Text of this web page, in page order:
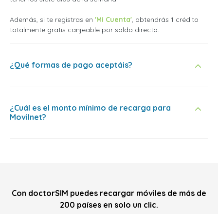
Además, si te registras en 'Mi Cuenta', obtendrás 1 crédito
totalmente gratis canjeable por saldo directo.
¿Qué formas de pago aceptáis?
¿Cuál es el monto mínimo de recarga para
Movilnet?
Con doctorSIM puedes recargar móviles de más de
200 países en solo un clic.